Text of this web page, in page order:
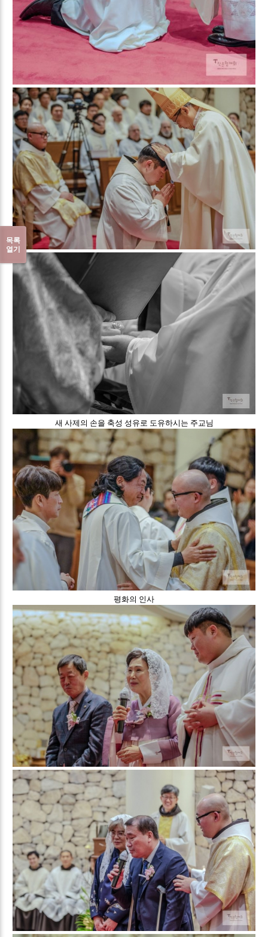
새 사제의 손을 축성 성유로 도유하시는 주교님
평화의 인사
목록
열기